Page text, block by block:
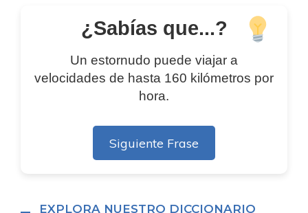
¿Sabías que...?
Un estornudo puede viajar a
velocidades de hasta 160 kilómetros por
hora.
Siguiente Frase
EXPLORA NUESTRO DICCIONARIO